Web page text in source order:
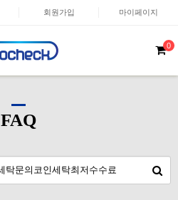
회원가입 마이페이지
0
FAQ